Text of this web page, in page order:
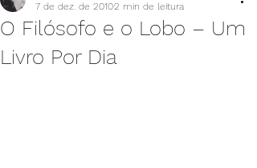
O Filósofo e o Lobo – Um
Livro Por Dia
7 de dez. de 20102 min de leitura